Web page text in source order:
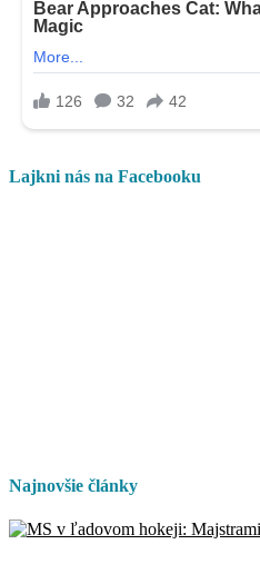
Lajkni nás na Facebooku
Najnovšie články